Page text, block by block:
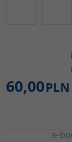
60,00PLN
e-